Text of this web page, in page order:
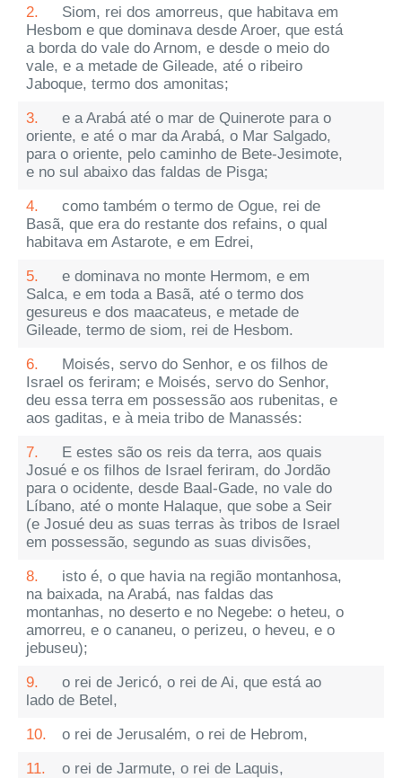
2.
Siom, rei dos amorreus, que habitava em
Hesbom e que dominava desde Aroer, que está
a borda do vale do Arnom, e desde o meio do
vale, e a metade de Gileade, até o ribeiro
Jaboque, termo dos amonitas;
3.
e a Arabá até o mar de Quinerote para o
oriente, e até o mar da Arabá, o Mar Salgado,
para o oriente, pelo caminho de Bete-Jesimote,
e no sul abaixo das faldas de Pisga;
4.
como também o termo de Ogue, rei de
Basã, que era do restante dos refains, o qual
habitava em Astarote, e em Edrei,
5.
e dominava no monte Hermom, e em
Salca, e em toda a Basã, até o termo dos
gesureus e dos maacateus, e metade de
Gileade, termo de siom, rei de Hesbom.
6.
Moisés, servo do Senhor, e os filhos de
Israel os feriram; e Moisés, servo do Senhor,
deu essa terra em possessão aos rubenitas, e
aos gaditas, e à meia tribo de Manassés:
7.
E estes são os reis da terra, aos quais
Josué e os filhos de Israel feriram, do Jordão
para o ocidente, desde Baal-Gade, no vale do
Líbano, até o monte Halaque, que sobe a Seir
(e Josué deu as suas terras às tribos de Israel
em possessão, segundo as suas divisões,
8.
isto é, o que havia na região montanhosa,
na baixada, na Arabá, nas faldas das
montanhas, no deserto e no Negebe: o heteu, o
amorreu, e o cananeu, o perizeu, o heveu, e o
jebuseu);
9.
o rei de Jericó, o rei de Ai, que está ao
lado de Betel,
10.
o rei de Jerusalém, o rei de Hebrom,
11.
o rei de Jarmute, o rei de Laquis,